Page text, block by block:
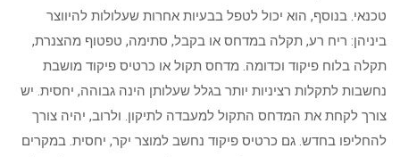
טכנאי. בנוסף, הוא יכול לטפל בבעיות אחרות שעלולות להיווצר
ביניהן: ריח רע, תקלה במדחס או בקבל, סתימה, טפטוף מהצנרת,
תקלה בלוח פיקוד וכדומה. מדחס תקול או כרטיס פיקוד מושבת
נחשבות לתקלות רציניות יותר בגלל שעלותן הינה גבוהה, יחסית. יש
צורך לקחת את המדחס התקול למעבדה לתיקון. ולרוב, יהיה צורך
להחליפו בחדש. גם כרטיס פיקוד נחשב למוצר יקר, יחסית. במקרים